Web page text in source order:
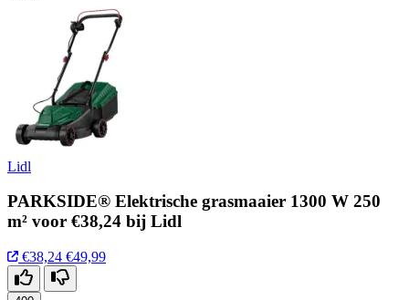
Lidl
PARKSIDE® Elektrische grasmaaier 1300 W 250
m² voor €38,24 bij Lidl
€38,24 €49,99